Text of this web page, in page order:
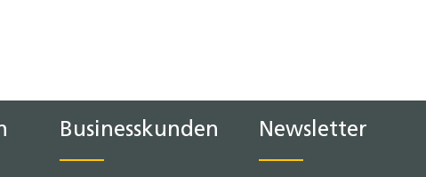
Businesskunden Newsletter